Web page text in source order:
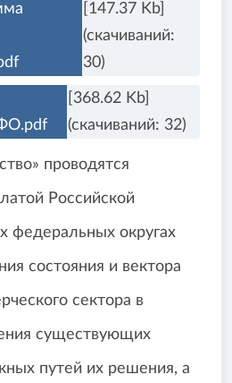
[147.37 Kb]
(cкачиваний:
30)
[368.62 Kb]
(cкачиваний: 32)
проводятся
Российской
федеральных округах
состояния и вектора
сектора в
существующих
путей их решения, а